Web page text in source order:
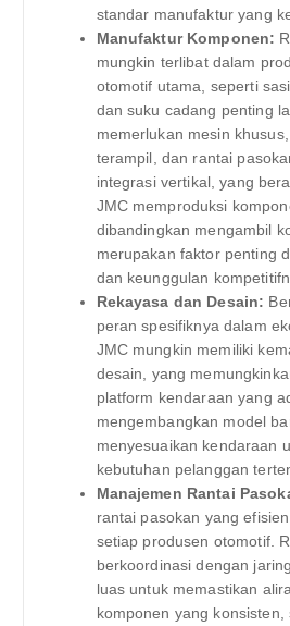
standar manufaktur yang
Manufaktur Komponen:
mungkin terlibat dalam
otomotif utama, seperti
dan suku cadang penting
memerlukan mesin
terampil, dan rantai
integrasi vertikal, yang
JMC memproduksi
dibandingkan mengambil
merupakan faktor penting
dan keunggulan
Rekayasa dan Desain:
peran spesifiknya dalam
JMC mungkin memiliki
desain, yang
platform kendaraan yang
mengembangkan model
menyesuaikan kendaraan
kebutuhan pelanggan
Manajemen Rantai
rantai pasokan yang
setiap produsen otomotif.
berkoordinasi dengan
luas untuk memastikan
komponen yang konsisten,